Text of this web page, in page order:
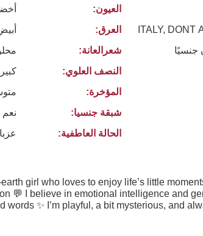
ITALY, DONT
جنسيًا
العيون:
العرق:
شعرالعانة:
النصف العلوي:
المؤخرة:
شبقة جنسيا:
نعم
الحالة العاطفية:
earth girl who loves to enjoy life’s little
💬 I believe in emotional intelligence and
words ✨ I’m playful, a bit mysterious, and
working — but let